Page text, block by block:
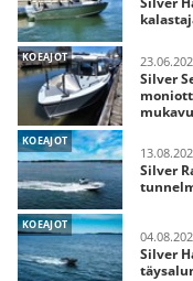
KOEAJOT
Silver
KOEAJOT
Silver
KOEAJOT
Silver